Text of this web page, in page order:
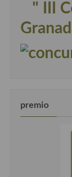
" III
premio